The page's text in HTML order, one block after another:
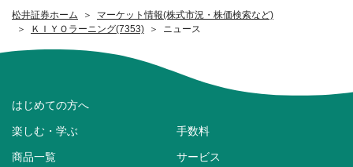
松井証券ホーム
マーケット情報(株式市況・株価検索など)
ＫＩＹＯラーニング(7353)
ニュース
はじめての方へ
楽しむ・学ぶ 手数料
商品一覧 サービス